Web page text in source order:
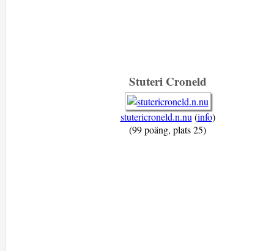
Stuteri Croneld
stutericroneld.n.nu (info)
(99 poäng, plats 25)